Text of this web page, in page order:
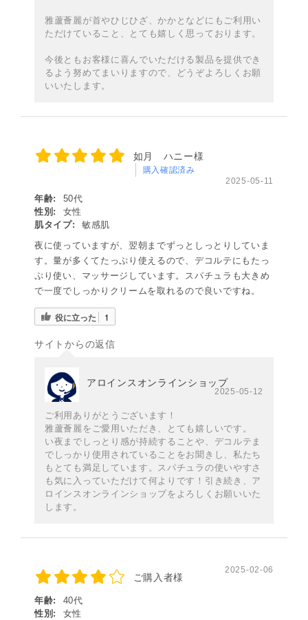
雅蘆薈麗が首やひじひざ、かかとなどにもご利用い
ただけていること、とても嬉しく思っております。
今後ともお客様に喜んでいただける製品を提供でき
るよう努めてまいりますので、どうぞよろしくお願
いいたします。
如月 ハニー様
購入確認済み
2025-05-11
年齢:
50代
性別:
女性
肌タイプ:
敏感肌
夜に使っていますが、翌朝までずっとしっとりしていま
す。量が多くてたっぷり使えるので、デコルテにもたっ
ぷり使い、マッサージしています。スパチュラも大きめ
で一度でしっかりクリームを取れるので良いですね。
役に立った 1
サイトからの返信
アロインスオンラインショップ
2025-05-12
ご利用ありがとうございます！
雅蘆薈麗をご愛用いただき、とても嬉しいです。
い夜までしっとり感が持続することや、デコルテま
でしっかり使用されていることをお聞きし、私たち
もとても満足しています。スパチュラの使いやすさ
も気に入っていただけて何よりです！引き続き、ア
ロインスオンラインショップをよろしくお願いいた
します。
ご購入者様
2025-02-06
年齢:
40代
性別:
女性